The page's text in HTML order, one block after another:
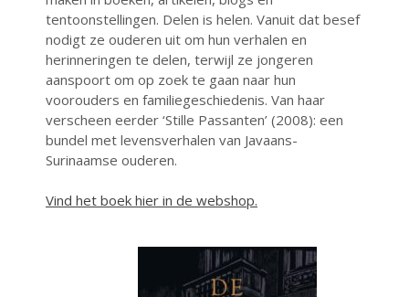
augustus 2022
juli 2022
juni 2022
mei 2022
april 2022
maart 2022
januari 2022
november 2021
oktober 2021
tentoonstellingen. Delen is helen. Vanuit dat besef
nodigt ze ouderen uit om hun verhalen en
herinneringen te delen, terwijl ze jongeren
aanspoort om op zoek te gaan naar hun
voorouders en familiegeschiedenis. Van haar
verscheen eerder ‘Stille Passanten’ (2008): een
bundel met levensverhalen van Javaans-
Surinaamse ouderen.
Vind het boek hier in de webshop.